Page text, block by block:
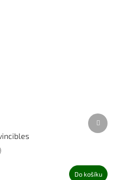
Do košíku
Další
produkt